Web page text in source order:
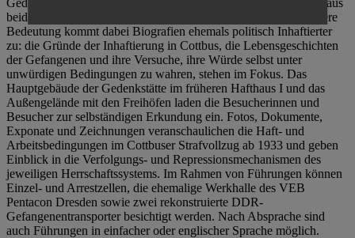
beiden deutschen Diktaturen des 20. Jahrhunderts. Eine besondere
Bedeutung kommt dabei Biografien ehemals politisch Inhaftierter
zu: die Gründe der Inhaftierung in Cottbus, die Lebensgeschichten
der Gefangenen und ihre Versuche, ihre Würde selbst unter
unwürdigen Bedingungen zu wahren, stehen im Fokus. Das
Hauptgebäude der Gedenkstätte im früheren Hafthaus I und das
Außengelände mit den Freihöfen laden die Besucherinnen und
Besucher zur selbständigen Erkundung ein. Fotos, Dokumente,
Exponate und Zeichnungen veranschaulichen die Haft- und
Arbeitsbedingungen im Cottbuser Strafvollzug ab 1933 und geben
Einblick in die Verfolgungs- und Repressionsmechanismen des
jeweiligen Herrschaftssystems. Im Rahmen von Führungen können
Einzel- und Arrestzellen, die ehemalige Werkhalle des VEB
Pentacon Dresden sowie zwei rekonstruierte DDR-
Gefangenentransporter besichtigt werden. Nach Absprache sind
auch Führungen in einfacher oder englischer Sprache möglich.